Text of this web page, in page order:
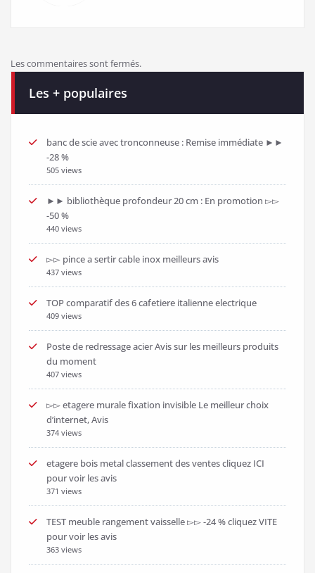
Les commentaires sont fermés.
Les + populaires
banc de scie avec tronconneuse : Remise immédiate ►►
-28 %
505 views
►► bibliothèque profondeur 20 cm : En promotion ▻▻
-50 %
440 views
▻▻ pince a sertir cable inox meilleurs avis
437 views
TOP comparatif des 6 cafetiere italienne electrique
409 views
Poste de redressage acier Avis sur les meilleurs produits
du moment
407 views
▻▻ etagere murale fixation invisible Le meilleur choix
d’internet, Avis
374 views
etagere bois metal classement des ventes cliquez ICI
pour voir les avis
371 views
TEST meuble rangement vaisselle ▻▻ -24 % cliquez VITE
pour voir les avis
363 views